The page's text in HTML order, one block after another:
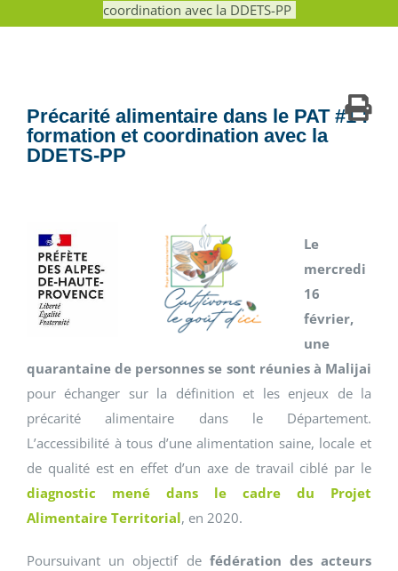
coordination avec la DDETS-PP
Précarité alimentaire dans le PAT #1 :
formation et coordination avec la
DDETS-PP
Le
mercredi
16
février,
une
quarantaine de personnes se sont réunies à Malijai
pour échanger sur la définition et les enjeux de la
précarité alimentaire dans le Département.
L’accessibilité à tous d’une alimentation saine, locale et
de qualité est en effet d’un axe de travail ciblé par le
diagnostic mené dans le cadre du Projet
Alimentaire Territorial, en 2020.
Poursuivant un objectif de fédération des acteurs